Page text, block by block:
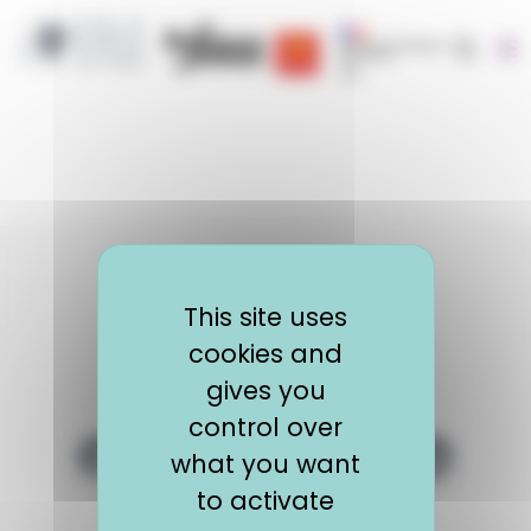
CRIJ Info Jeunes
Région Occitanie | EOLE
Lien Facebook EOLE Lien Twitter EOLE
Cookies management panel
This site uses
cookies and
gives you
control over
what you want
to activate